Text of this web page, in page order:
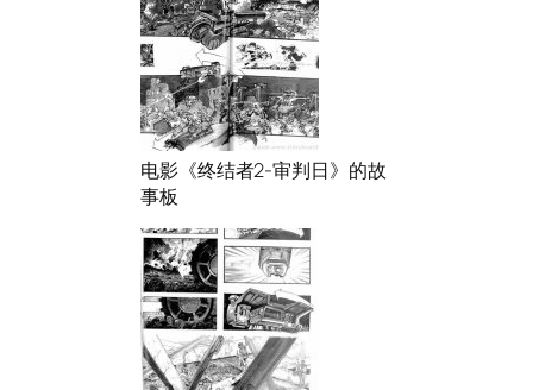
电影《终结者2-审判日》的故
事板